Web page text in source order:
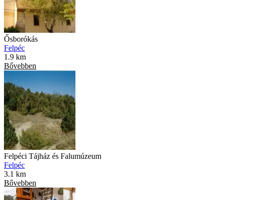
Ősborókás
Felpéc
1.9 km
Bővebben
Felpéci Tájház és Falumúzeum
Felpéc
3.1 km
Bővebben